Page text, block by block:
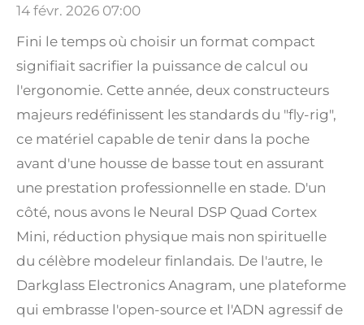
14 févr. 2026 07:00
Fini le temps où choisir un format compact
signifiait sacrifier la puissance de calcul ou
l'ergonomie. Cette année, deux constructeurs
majeurs redéfinissent les standards du "fly-rig",
ce matériel capable de tenir dans la poche
avant d'une housse de basse tout en assurant
une prestation professionnelle en stade. D'un
côté, nous avons le Neural DSP Quad Cortex
Mini, réduction physique mais non spirituelle
du célèbre modeleur finlandais. De l'autre, le
Darkglass Electronics Anagram, une plateforme
qui embrasse l'open-source et l'ADN agressif de